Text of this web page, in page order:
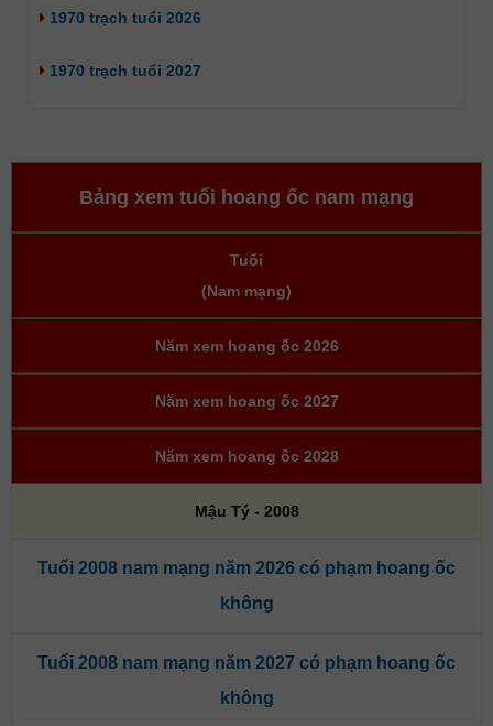
1970 trạch tuổi 2026
1970 trạch tuổi 2027
Bảng xem tuổi hoang ốc nam mạng
Tuổi
(Nam mạng)
Năm xem hoang ốc 2026
Năm xem hoang ốc 2027
Năm xem hoang ốc 2028
Mậu Tý - 2008
Tuổi 2008 nam mạng năm 2026 có phạm hoang ốc
không
Tuổi 2008 nam mạng năm 2027 có phạm hoang ốc
không